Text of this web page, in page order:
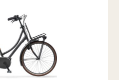
Deze
optie
kan
gekozen
worden
op
de